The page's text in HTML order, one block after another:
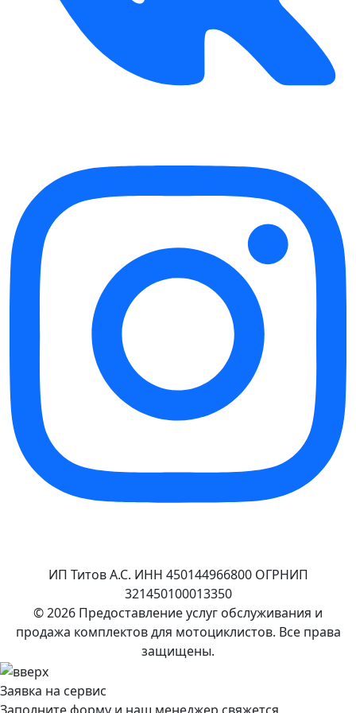
ИП Титов А.С. ИНН 450144966800 ОГРНИП
321450100013350
© 2026 Предоставление услуг обслуживания и
продажа комплектов для мотоциклистов. Все права
защищены.
Заявка на сервис